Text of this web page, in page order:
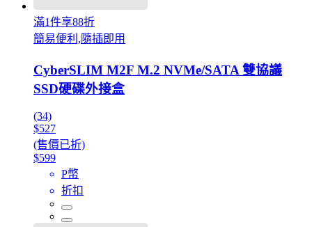
滿1件享88折
簡易便利,隨插即用
CyberSLIM M2F M.2 NVMe/SATA 雙協議
SSD硬碟外接盒
(34)
$527
(售價已折)
$599
P幣
折扣